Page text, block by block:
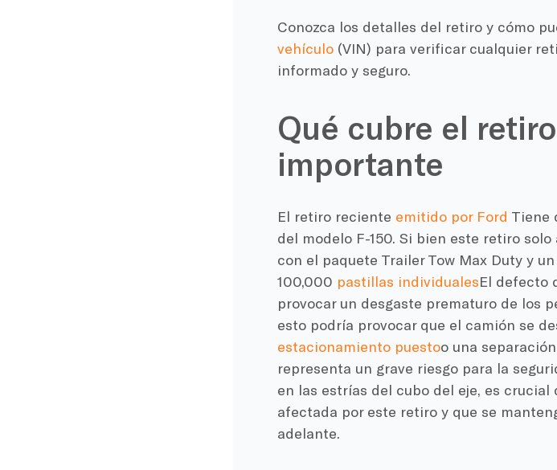
Conozca los detalles del retiro y cómo
vehículo(VIN) para verificar cualquier
informado y seguro.
Qué cubre el
importante
El retiro reciente emitido por Ford Tiene
del modelo F-150. Si bien este retiro
con el paquete Trailer Tow Max Duty y
100,000 pastillas individualesEl defecto
provocar un desgaste prematuro de los
esto podría provocar que el camión se
estacionamiento puestoo una
representa un grave riesgo para la
en las estrías del cubo del eje, es
afectada por este retiro y que se
adelante.